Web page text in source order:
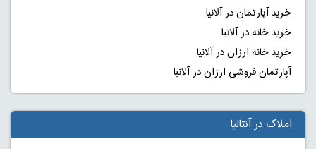
خرید آپارتمان در آلانیا
خرید خانه در آلانیا
خرید خانه ارزان در آلانیا
آپارتمان فروشی ارزان در آلانیا
املاک در آنتالیا